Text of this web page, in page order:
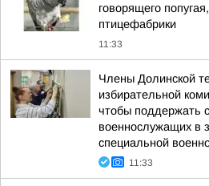
говорящего
птицефабрики
11:33
Члены Долинской
избирательной
чтобы поддержать
военнослужащих в
специальной
11:33